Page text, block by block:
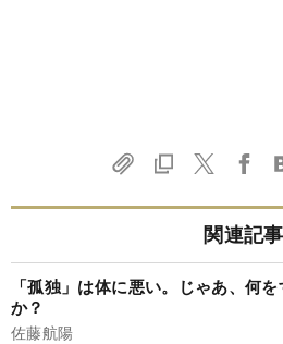
関連記事
「孤独」は体に悪い。じゃあ、何
か？
佐藤航陽